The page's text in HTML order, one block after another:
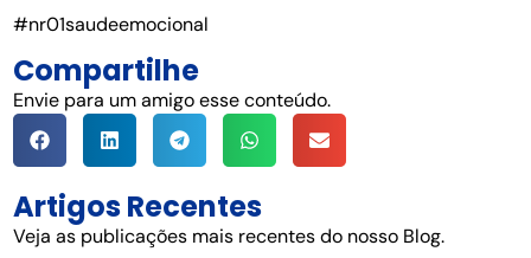
#nr01saudeemocional
Compartilhe
Envie para um amigo esse conteúdo.
Artigos Recentes
Veja as publicações mais recentes do nosso Blog.